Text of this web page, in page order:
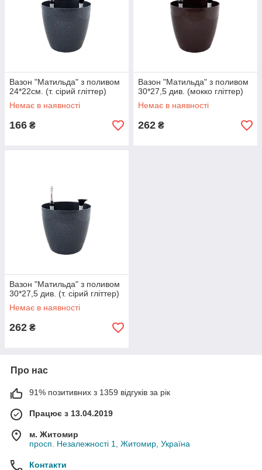
Вазон "Матильда" з поливом
24*22см. (т. сірий гліттер)
Немає в наявності
166 ₴
Вазон "Матильда" з поливом
30*27,5 див. (мокко гліттер)
Немає в наявності
262 ₴
Вазон "Матильда" з поливом
30*27,5 див. (т. сірий гліттер)
Немає в наявності
262 ₴
Про нас
91% позитивних з 1359 відгуків за рік
Працює з 13.04.2019
м. Житомир
просп. Незалежності 1, Житомир, Україна
Контакти